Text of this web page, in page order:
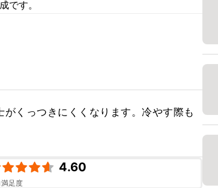
です。
くっつきにくくなります。冷やす際も
4.60
足度